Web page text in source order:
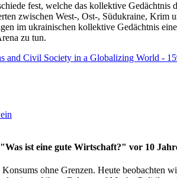
fest, welche das kollektive Gedächtnis
zwischen West-, Ost-, Südukraine, Krim
im ukrainischen kollektive Gedächtnis
zu tun.
and Civil Society in a Globalizing World -
ist eine gute Wirtschaft?" vor 10
ohne Grenzen. Heute beobachten